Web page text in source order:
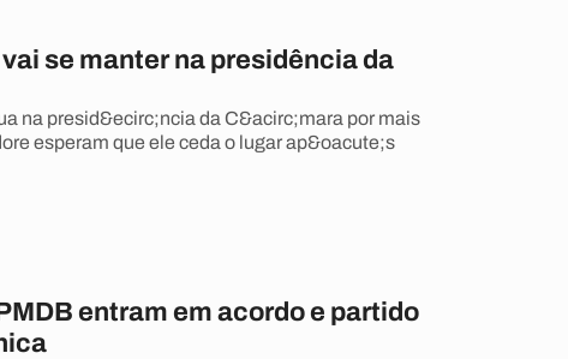
se manter na presidência da
na presid&ecirc;ncia da C&acirc;mara por mais
esperam que ele ceda o lugar ap&oacute;s
entram em acordo e partido